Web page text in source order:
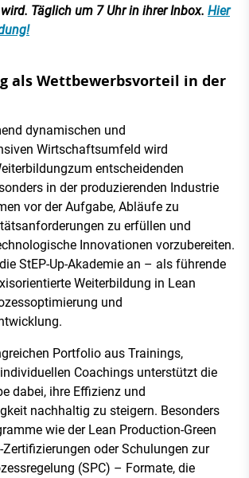
Täglich um 7 Uhr in ihrer Inbox. Hier
als Wettbewerbsvorteil in der
dynamischen und
Wirtschaftsumfeld wird
entscheidenden
in der produzierenden Industrie
vor der Aufgabe, Abläufe zu
zu erfüllen und
Innovationen vorzubereiten.
StEP-Up-Akademie an – als führende
Weiterbildung in Lean
und
Portfolio aus Trainings,
Coachings unterstützt die
dabei, ihre Effizienz und
nachhaltig zu steigern. Besonders
wie der Lean Production-Green
oder Schulungen zur
(SPC) – Formate, die